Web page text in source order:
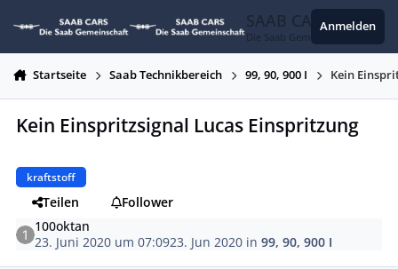
SAAB CARS
Die Saab Gemeinschaft
Anmelden
Startseite Saab Technikbereich 99, 90, 900 I Kein
Kein Einspritzsignal Lucas Einspritzung
kraftstoff
Teilen
Follower
100oktan
23. Juni 2020 um 07:0923. Jun 2020 in99, 90, 900 I